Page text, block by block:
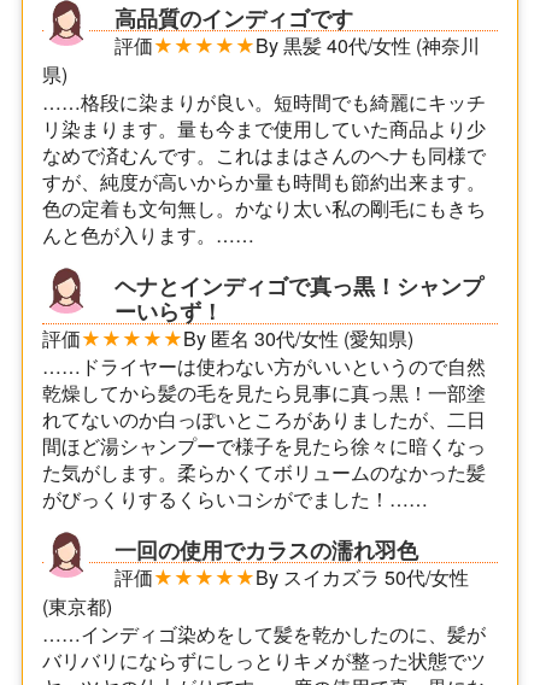
高品質のインディゴです
評価★★★★★By 黒髪 40代/女性 (神奈川
県)
……格段に染まりが良い。短時間でも綺麗にキッチ
リ染まります。量も今まで使用していた商品より少
なめで済むんです。これはまはさんのヘナも同様で
すが、純度が高いからか量も時間も節約出来ます。
色の定着も文句無し。かなり太い私の剛毛にもきち
んと色が入ります。……
ヘナとインディゴで真っ黒！シャンプ
ーいらず！
評価★★★★★By 匿名 30代/女性 (愛知県)
……ドライヤーは使わない方がいいというので自然
乾燥してから髪の毛を見たら見事に真っ黒！一部塗
れてないのか白っぽいところがありましたが、二日
間ほど湯シャンプーで様子を見たら徐々に暗くなっ
た気がします。柔らかくてボリュームのなかった髪
がびっくりするくらいコシがでました！……
一回の使用でカラスの濡れ羽色
評価★★★★★By スイカズラ 50代/女性
(東京都)
……インディゴ染めをして髪を乾かしたのに、髪が
バリバリにならずにしっとりキメが整った状態でツ